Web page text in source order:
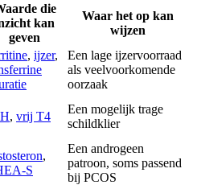
die
kan
geven
Waar het op kan
wijzen
, ijzer,
Een lage ijzervoorraad
als veelvoorkomende
oorzaak
, vrij T4
Een mogelijk trage
schildklier
,
S
Een androgeen
patroon, soms passend
bij PCOS